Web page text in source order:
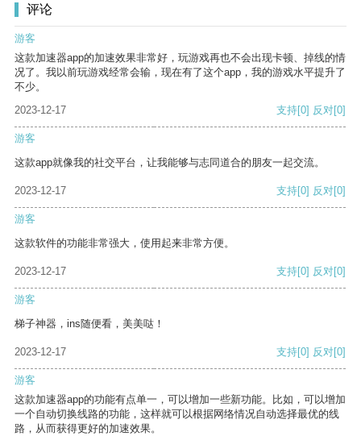
评论
游客
这款加速器app的加速效果非常好，玩游戏再也不会出现卡顿、掉线的情
况了。我以前玩游戏经常会输，现在有了这个app，我的游戏水平提升了
不少。
2023-12-17
支持[0] 反对[0]
游客
这款app就像我的社交平台，让我能够与志同道合的朋友一起交流。
2023-12-17 支持[0] 反对[0]
游客
这款软件的功能非常强大，使用起来非常方便。
2023-12-17 支持[0] 反对[0]
游客
梯子神器，ins随便看，美美哒！
2023-12-17 支持[0] 反对[0]
游客
这款加速器app的功能有点单一，可以增加一些新功能。比如，可以增加
一个自动切换线路的功能，这样就可以根据网络情况自动选择最优的线
路，从而获得更好的加速效果。